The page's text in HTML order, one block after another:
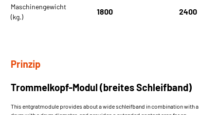
Maschinengewicht
(kg.)
1800 2400
Prinzip
Trommelkopf-Modul (breites Schleifband)
This entgratmodule provides about a wide schleifband in combination with a